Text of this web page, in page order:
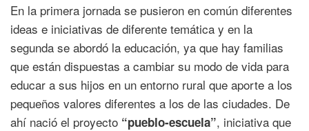
En la primera jornada se pusieron en común diferentes
ideas e iniciativas de diferente temática y en la
segunda se abordó la educación, ya que hay familias
que están dispuestas a cambiar su modo de vida para
educar a sus hijos en un entorno rural que aporte a los
pequeños valores diferentes a los de las ciudades. De
ahí nació el proyecto “pueblo-escuela”, iniciativa que